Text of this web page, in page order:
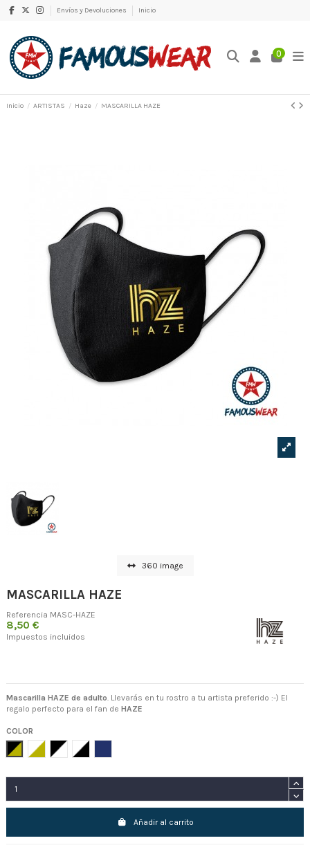
Envíos y Devoluciones Inicio
0
Inicio ARTISTAS Haze MASCARILLA HAZE
360 image
MASCARILLA HAZE
Referencia MASC-HAZE
8,50 €
Impuestos incluidos
Mascarilla HAZE de adulto. Llevarás en tu rostro a tu artista preferido :-) El
regalo perfecto para el fan de HAZE
COLOR
Negro-OroBlanco-OroNegro-BlancoBlanco-Negro
Añadir al carrito